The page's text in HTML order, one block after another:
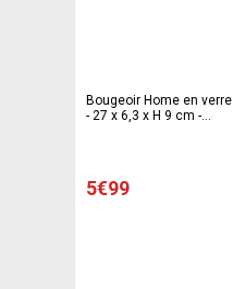
Bougeoir Home en verre
- 27 x 6,3 x H 9 cm -
5€99